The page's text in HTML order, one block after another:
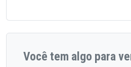
Você tem algo para